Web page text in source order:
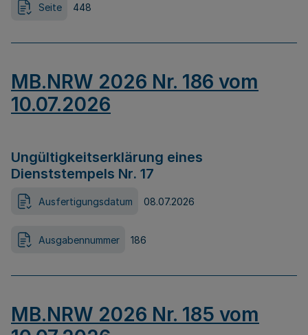
Seite 448
MB.NRW 2026 Nr. 186 vom
10.07.2026
Ungültigkeitserklärung eines
Dienststempels Nr. 17
Ausfertigungsdatum 08.07.2026
Ausgabennummer 186
MB.NRW 2026 Nr. 185 vom